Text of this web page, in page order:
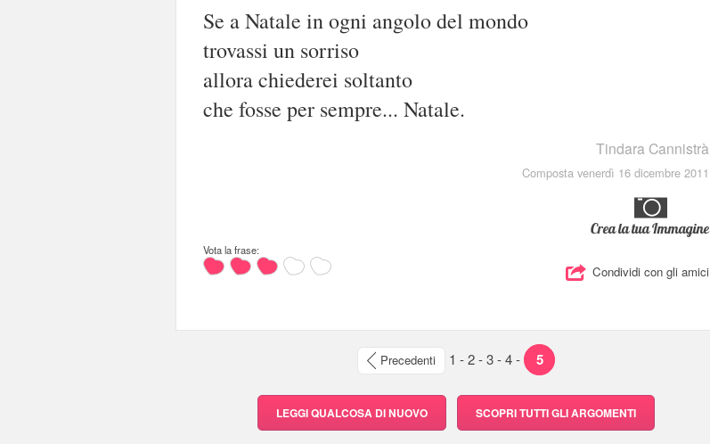
Se a Natale in ogni angolo del mondo
trovassi un sorriso
allora chiederei soltanto
che fosse per sempre... Natale.
Tindara Cannistrà
Composta venerdì 16 dicembre 2011
Crea la tua Immagine
Vota la frase:
Condividi con gli amici
Precedenti 1 -2-3-4- 5
LEGGI QUALCOSA DI NUOVO SCOPRITUTTI GLI ARGOMENTI